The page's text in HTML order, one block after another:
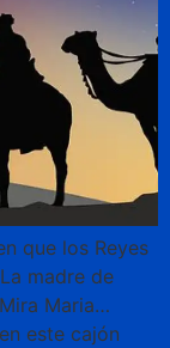
que los Reyes
madre de
Maria…
este cajón